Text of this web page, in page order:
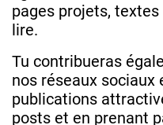
pages projets,
lire.
Tu contribueras
nos réseaux sociaux
publications
posts et en prenant